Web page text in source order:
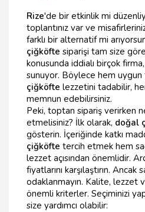
Rize'de bir etkinlik mi
toplantınız var ve
farklı bir alternatif mi
çiğköfte siparişi tam size
konusunda iddialı birçok
sunuyor. Böylece hem
çiğköfte lezzetini tadabilir,
memnun edebilirsiniz.
Peki, toptan sipariş verirken
etmelisiniz? İlk olarak, doğal
gösterin. İçeriğinde katkı
çiğköfte tercih etmek hem
lezzet açısından önemlidir.
fiyatlarını karşılaştırın.
odaklanmayın. Kalite, lezzet
önemli kriterler. Seçiminizi
size yardımcı olabilir: